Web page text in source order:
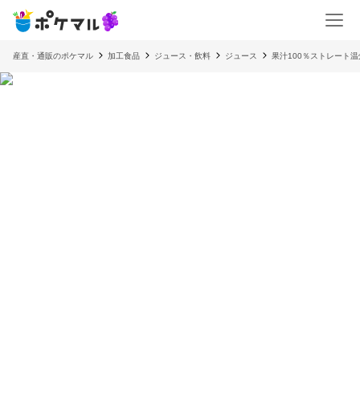
産直・通販のポケマル 加工食品 ジュース・飲料 ジュース 果汁100％ストレート